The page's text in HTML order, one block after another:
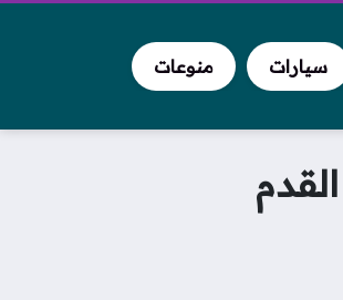
سيارات منوعات